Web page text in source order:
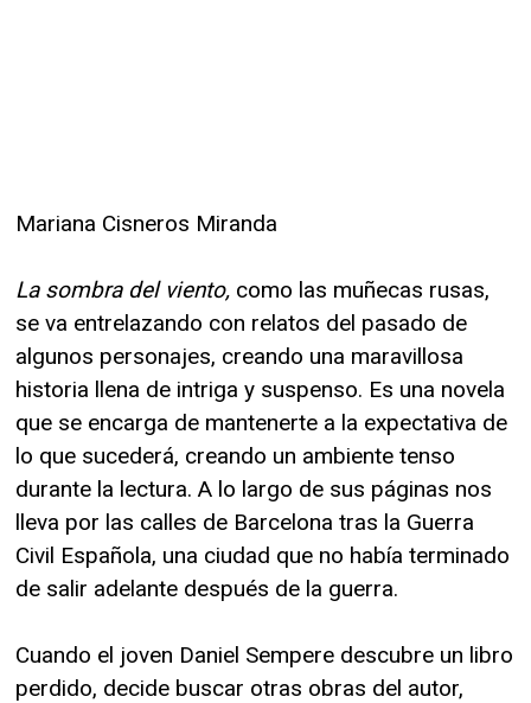
Mariana Cisneros Miranda
La sombra del viento, como las muñecas rusas,
se va entrelazando con relatos del pasado de
algunos personajes, creando una maravillosa
historia llena de intriga y suspenso. Es una novela
que se encarga de mantenerte a la expectativa de
lo que sucederá, creando un ambiente tenso
durante la lectura. A lo largo de sus páginas nos
lleva por las calles de Barcelona tras la Guerra
Civil Española, una ciudad que no había terminado
de salir adelante después de la guerra.
Cuando el joven Daniel Sempere descubre un libro
perdido, decide buscar otras obras del autor,